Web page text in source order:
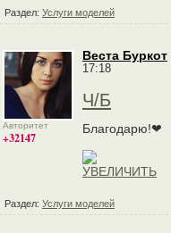
Раздел: Услуги моделей
Авторитет
+32147
Веста Буркот
17:18
Ч/Б
Благодарю!❤
Раздел: Услуги моделей